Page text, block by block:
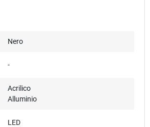
Nero
-
Acrilico
Alluminio
LED